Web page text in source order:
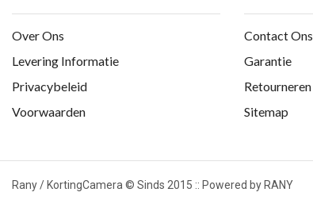
Over Ons
Levering Informatie
Privacybeleid
Voorwaarden
Contact Ons
Garantie
Retourneren
Sitemap
Rany / KortingCamera © Sinds 2015 :: Powered by RANY